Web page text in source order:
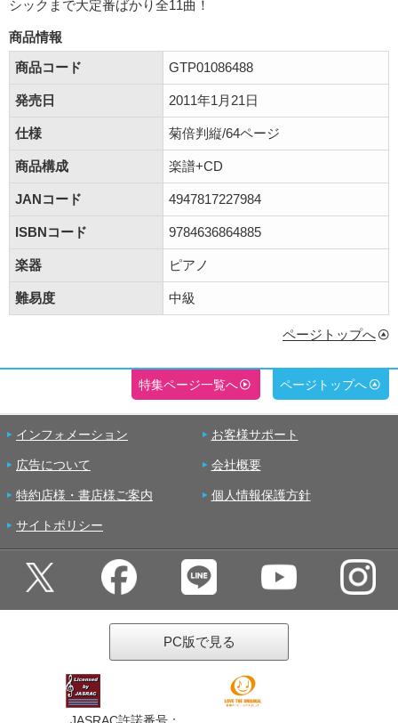
シックまで大定番ばかり全11曲！
商品情報
商品コード
GTP01086488
発売日 2011年1月21日
仕様 菊倍判縦/64ページ
商品構成 楽譜+CD
JANコード 4947817227984
ISBNコード 9784636864885
楽器 ピアノ
難易度 中級
ページトップへ
特集ページ一覧へ ページトップへ
インフォメーション お客様サポート
広告について 会社概要
特約店様・書店様ご案内 個人情報保護方針
サイトポリシー
PC版で見る